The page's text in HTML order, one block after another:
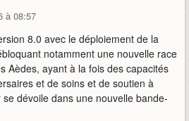
à 08:57
8.0 avec le déploiement de la
notamment une nouvelle race
Aèdes, ayant à la fois des capacités
et de soins et de soutien à
dévoile dans une nouvelle bande-